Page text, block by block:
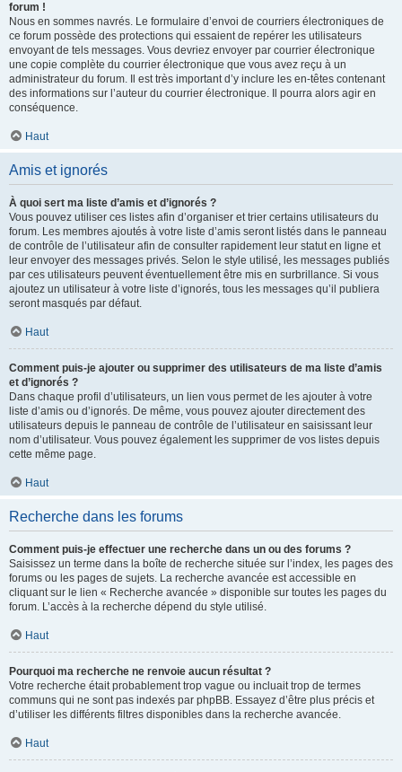
forum !
Nous en sommes navrés. Le formulaire d’envoi de courriers électroniques de
ce forum possède des protections qui essaient de repérer les utilisateurs
envoyant de tels messages. Vous devriez envoyer par courrier électronique
une copie complète du courrier électronique que vous avez reçu à un
administrateur du forum. Il est très important d’y inclure les en-têtes contenant
des informations sur l’auteur du courrier électronique. Il pourra alors agir en
conséquence.
Haut
Amis et ignorés
À quoi sert ma liste d’amis et d’ignorés ?
Vous pouvez utiliser ces listes afin d’organiser et trier certains utilisateurs du
forum. Les membres ajoutés à votre liste d’amis seront listés dans le panneau
de contrôle de l’utilisateur afin de consulter rapidement leur statut en ligne et
leur envoyer des messages privés. Selon le style utilisé, les messages publiés
par ces utilisateurs peuvent éventuellement être mis en surbrillance. Si vous
ajoutez un utilisateur à votre liste d’ignorés, tous les messages qu’il publiera
seront masqués par défaut.
Haut
Comment puis-je ajouter ou supprimer des utilisateurs de ma liste d’amis
et d’ignorés ?
Dans chaque profil d’utilisateurs, un lien vous permet de les ajouter à votre
liste d’amis ou d’ignorés. De même, vous pouvez ajouter directement des
utilisateurs depuis le panneau de contrôle de l’utilisateur en saisissant leur
nom d’utilisateur. Vous pouvez également les supprimer de vos listes depuis
cette même page.
Haut
Recherche dans les forums
Comment puis-je effectuer une recherche dans un ou des forums ?
Saisissez un terme dans la boîte de recherche située sur l’index, les pages des
forums ou les pages de sujets. La recherche avancée est accessible en
cliquant sur le lien « Recherche avancée » disponible sur toutes les pages du
forum. L’accès à la recherche dépend du style utilisé.
Haut
Pourquoi ma recherche ne renvoie aucun résultat ?
Votre recherche était probablement trop vague ou incluait trop de termes
communs qui ne sont pas indexés par phpBB. Essayez d’être plus précis et
d’utiliser les différents filtres disponibles dans la recherche avancée.
Haut